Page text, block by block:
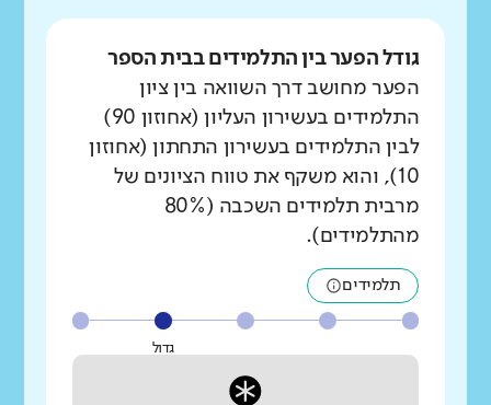
גודל הפער בין התלמידים בבית הספר
הפער מחושב דרך השוואה בין ציון
התלמידים בעשירון העליון (אחוזון 90)
לבין התלמידים בעשירון התחתון (אחוזון
10), והוא משקף את טווח הציונים של
מרבית תלמידים השכבה (80%
מהתלמידים).
תלמידים
גדול